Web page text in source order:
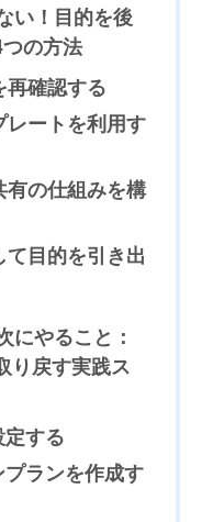
い！目的を後
の方法
再確認する
ートを利用す
の仕組みを構
目的を引き出
にやること：
り戻す実践ス
する
ランを作成す